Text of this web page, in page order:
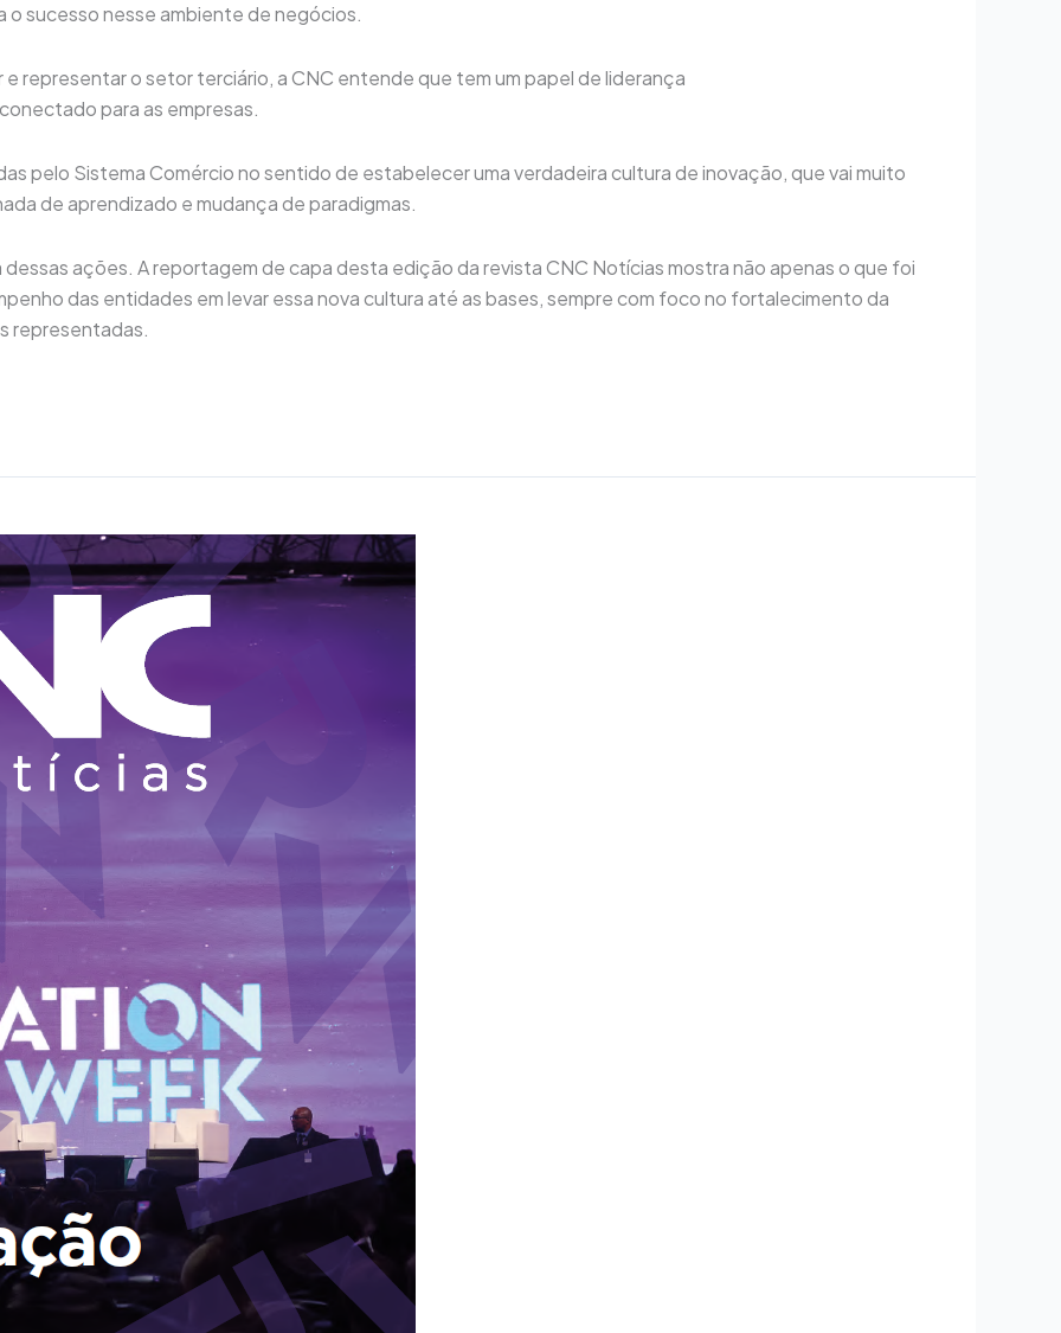
sucesso nesse ambiente de negócios.
representar o setor terciário, a CNC entende que tem um papel de liderança
para as empresas.
pelo Sistema Comércio no sentido de estabelecer uma verdadeira cultura de inovação, que vai muito
de aprendizado e mudança de paradigmas.
ações. A reportagem de capa desta edição da revista CNC Notícias mostra não apenas o que foi
das entidades em levar essa nova cultura até as bases, sempre com foco no fortalecimento da
representadas.